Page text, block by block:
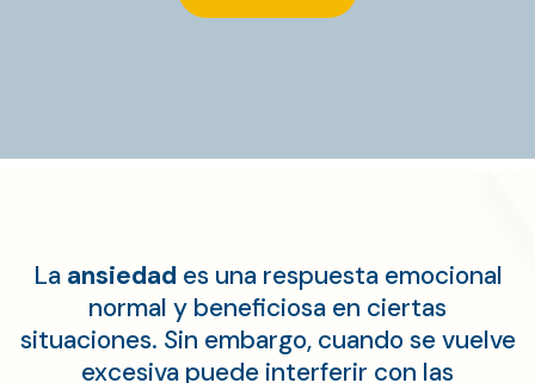
La ansiedad es una respuesta emocional
normal y beneficiosa en ciertas
situaciones. Sin embargo, cuando se vuelve
excesiva puede interferir con las